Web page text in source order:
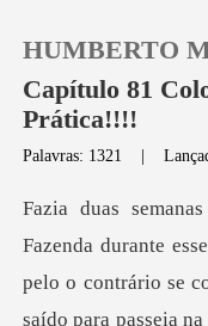
Loja
Histórico
HUMBERTO
Capítulo 81
Prática!!!!
Palavras: 1321 |
rio se
saído para passeia